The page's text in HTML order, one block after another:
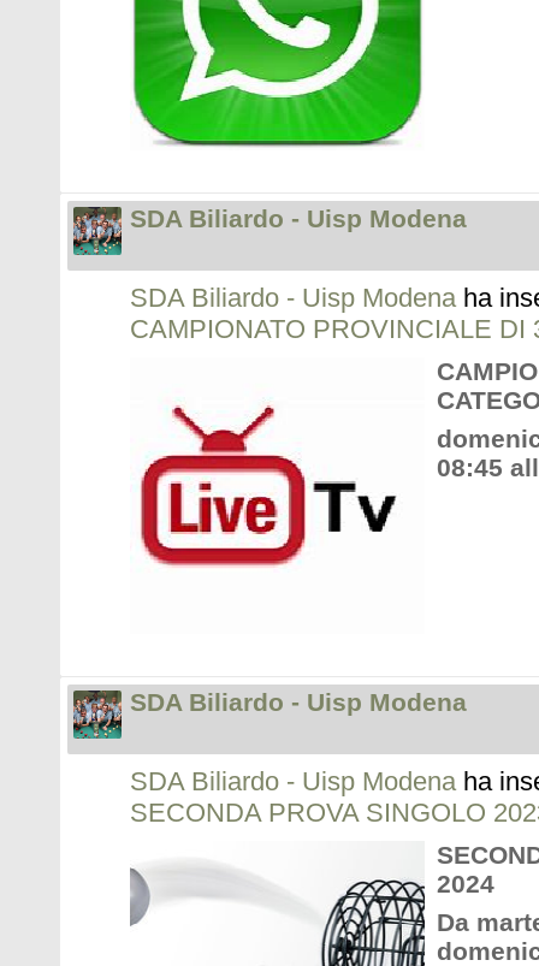
SDA Biliardo - Uisp Modena
SDA Biliardo - Uisp Modenaha
CAMPIONATO PROVINCIALE DI
08:45
SDA Biliardo - Uisp Modena
SDA Biliardo - Uisp Modenaha
SECONDA PROVA SINGOLO
2024
Da